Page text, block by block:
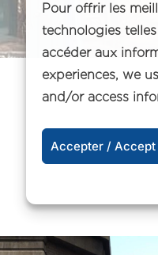
Pour offrir les
technologies
accéder aux
experiences, we
and/or access
Accepter / Accept